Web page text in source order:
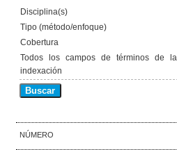
Disciplina(s)
Tipo (método/enfoque)
Cobertura
Todos los campos de términos de la
indexación
NÚMERO